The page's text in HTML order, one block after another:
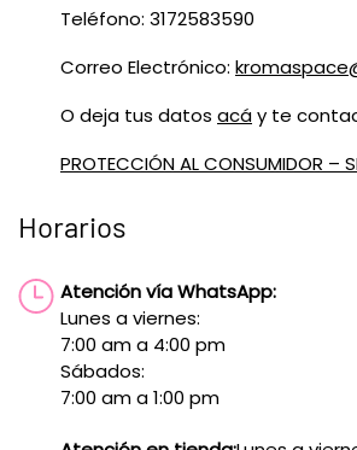
Teléfono: 3172583590
Correo Electrónico:
O deja tus datos acáy te
PROTECCIÓN AL CONSUMIDOR –
Horarios
Atención vía WhatsApp:
Lunes a viernes:
7:00 am a 4:00 pm
Sábados:
7:00 am a 1:00 pm